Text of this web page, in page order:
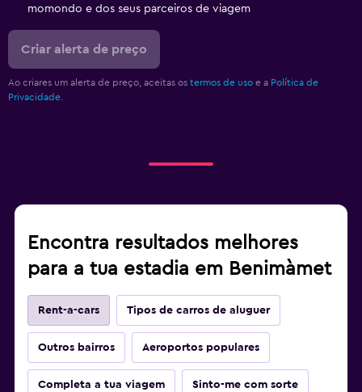
momondo e dos seus parceiros de viagem
Criar alerta de preço
Ao criares um alerta de preço, aceitas os termos de uso e a Política de
Privacidade.
Encontra resultados melhores
para a tua estadia em Benimàmet
Rent-a-cars Tipos de carros de aluguer
Outros bairros Aeroportos populares
Completa a tua viagem Sinto-me com sorte